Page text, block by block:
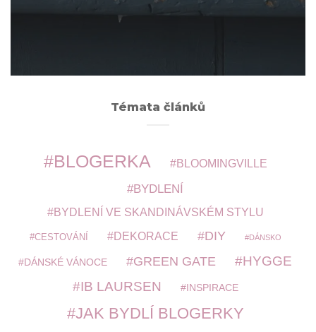
Témata článků
BLOGERKA BLOOMINGVILLE
BYDLENÍ
BYDLENÍ VE SKANDINÁVSKÉM STYLU
CESTOVÁNÍ DEKORACE DIY DÁNSKO
DÁNSKÉ VÁNOCE GREEN GATE HYGGE
IB LAURSEN INSPIRACE
JAK BYDLÍ BLOGERKY